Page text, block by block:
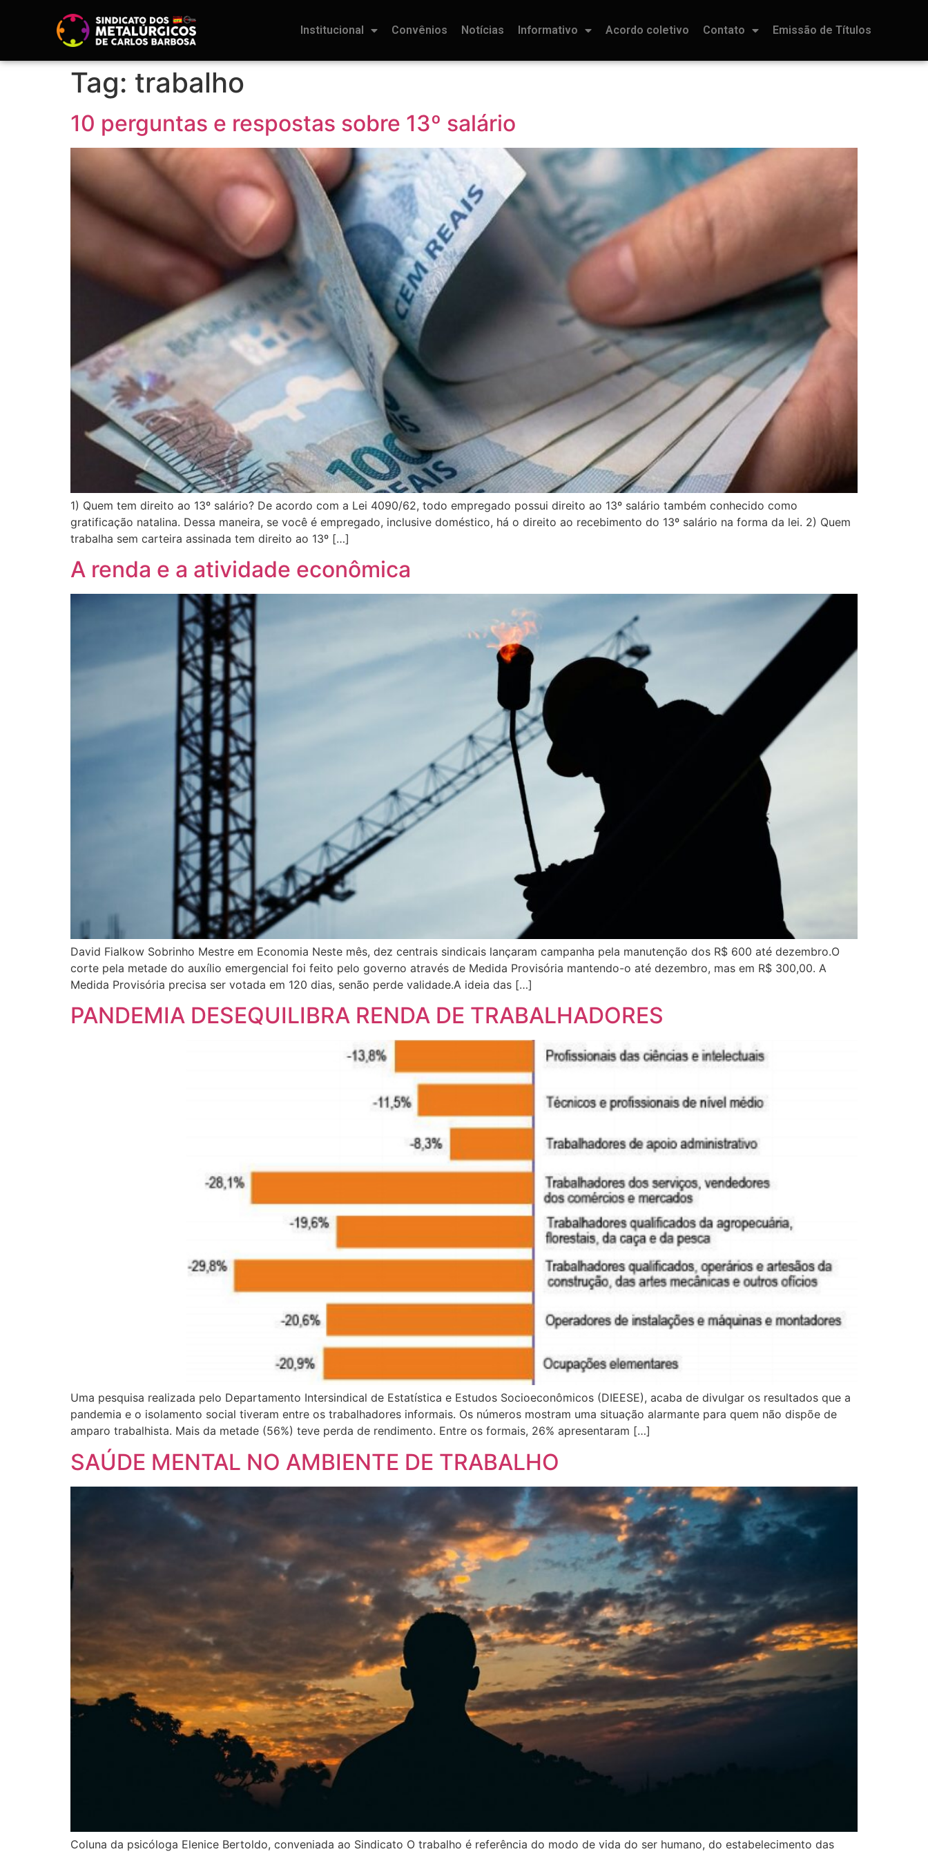
Institucional Convênios Notícias Informativo Acordo coletivo Contato Emissão de Títulos
Tag: trabalho
10 perguntas e respostas sobre 13º salário
1) Quem tem direito ao 13º salário? De acordo com a Lei 4090/62, todo empregado possui direito ao 13º salário também conhecido como
gratificação natalina. Dessa maneira, se você é empregado, inclusive doméstico, há o direito ao recebimento do 13º salário na forma da lei. 2) Quem
trabalha sem carteira assinada tem direito ao 13º […]
A renda e a atividade econômica
David Fialkow Sobrinho Mestre em Economia Neste mês, dez centrais sindicais lançaram campanha pela manutenção dos R$ 600 até dezembro.O
corte pela metade do auxílio emergencial foi feito pelo governo através de Medida Provisória mantendo-o até dezembro, mas em R$ 300,00. A
Medida Provisória precisa ser votada em 120 dias, senão perde validade.A ideia das […]
PANDEMIA DESEQUILIBRA RENDA DE TRABALHADORES
Uma pesquisa realizada pelo Departamento Intersindical de Estatística e Estudos Socioeconômicos (DIEESE), acaba de divulgar os resultados que a
pandemia e o isolamento social tiveram entre os trabalhadores informais. Os números mostram uma situação alarmante para quem não dispõe de
amparo trabalhista. Mais da metade (56%) teve perda de rendimento. Entre os formais, 26% apresentaram […]
SAÚDE MENTAL NO AMBIENTE DE TRABALHO
Coluna da psicóloga Elenice Bertoldo, conveniada ao Sindicato O trabalho é referência do modo de vida do ser humano, do estabelecimento das